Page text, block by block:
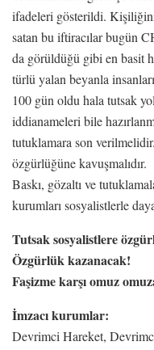
ifadeleri gösterildi.
satan bu iftiracılar bugün
da görüldüğü gibi en basit
türlü yalan beyanla
100 gün oldu hala tutsak
iddianameleri bile
tutuklamara son
özgürlüğüne kavuşmalıdır.
Baskı, gözaltı ve
kurumları sosyalistlerle
Tutsak sosyalistlere
Özgürlük kazanacak!
Faşizme karşı omuz
İmzacı kurumlar:
Devrimci Hareket,